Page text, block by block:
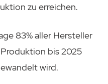
zu erreichen.
83% aller Hersteller
bis 2025
wird.